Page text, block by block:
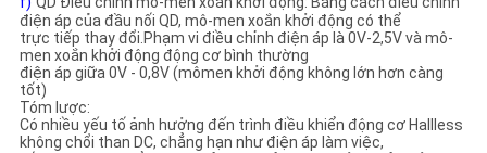
điện áp của đầu nối QD, mô-men xoắn khởi động có thể
trực tiếp thay đổi.Phạm vi điều chỉnh điện áp là 0V-2,5V và mô-
men xoắn khởi động động cơ bình thường
điện áp giữa 0V - 0,8V (mômen khởi động không lớn hơn càng
tốt)
Tóm lược:
Có nhiều yếu tố ảnh hưởng đến trình điều khiển động cơ Hallless
không chổi than DC, chẳng hạn như điện áp làm việc,